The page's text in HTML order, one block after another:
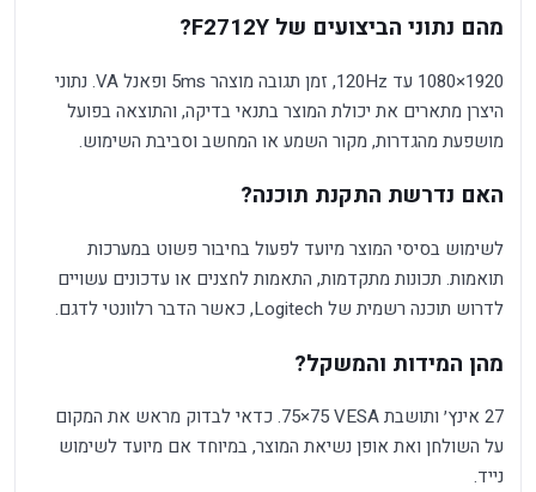
מהם נתוני הביצועים של F2712Y?
1920×1080 עד 120Hz, זמן תגובה מוצהר 5ms ופאנל VA. נתוני
היצרן מתארים את יכולת המוצר בתנאי בדיקה, והתוצאה בפועל
מושפעת מהגדרות, מקור השמע או המחשב וסביבת השימוש.
האם נדרשת התקנת תוכנה?
לשימוש בסיסי המוצר מיועד לפעול בחיבור פשוט במערכות
תואמות. תכונות מתקדמות, התאמות לחצנים או עדכונים עשויים
לדרוש תוכנה רשמית של Logitech, כאשר הדבר רלוונטי לדגם.
מהן המידות והמשקל?
27 אינץ׳ ותושבת VESA ‏75×75. כדאי לבדוק מראש את המקום
על השולחן ואת אופן נשיאת המוצר, במיוחד אם מיועד לשימוש
נייד.